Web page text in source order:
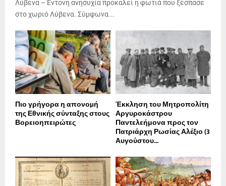
Λύβενα – Έντονη ανησυχία προκαλεί η φωτιά που ξέσπασε
στο χωριό Λύβενα. Σύμφωνα...
Πιο γρήγορα η απονοµή
της Εθνικής σύνταξης στους
Βορειοηπειρώτες
Έκκληση του Μητροπολίτη
Αργυροκάστρου
Παντελεήμονα προς τον
Πατριάρχη Ρωσίας Αλέξιο (3
Αυγούστου...